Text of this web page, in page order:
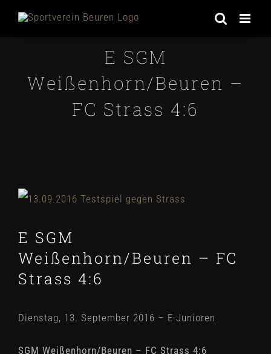
Zum
E SGM
Weißenhorn/Beuren –
FC Strass 4:6
Zeige
Bild
E SGM
Weißenhorn/Beuren – FC
Strass 4:6
Dienstag, 13. September 2016 – E-Junioren
SGM Weißenhorn/Beuren – FC Strass 4:6